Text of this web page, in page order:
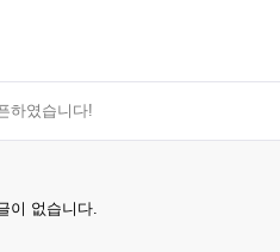
하였습니다!
이 없습니다.